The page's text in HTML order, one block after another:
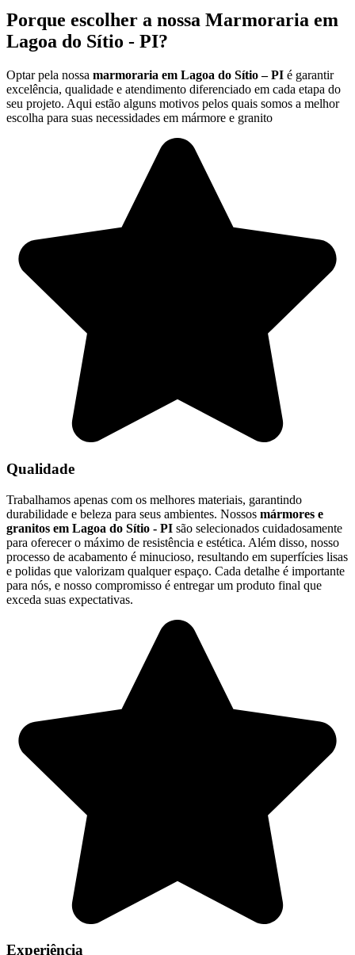
Porque escolher a nossa Marmoraria em
Lagoa do Sítio - PI?
Optar pela nossa marmoraria em Lagoa do Sítio – PI é garantir
excelência, qualidade e atendimento diferenciado em cada etapa do
seu projeto. Aqui estão alguns motivos pelos quais somos a melhor
escolha para suas necessidades em mármore e granito
Qualidade
Trabalhamos apenas com os melhores materiais, garantindo
durabilidade e beleza para seus ambientes. Nossos mármores e
granitos em Lagoa do Sítio - PI são selecionados cuidadosamente
para oferecer o máximo de resistência e estética. Além disso, nosso
processo de acabamento é minucioso, resultando em superfícies lisas
e polidas que valorizam qualquer espaço. Cada detalhe é importante
para nós, e nosso compromisso é entregar um produto final que
exceda suas expectativas.
Experiência